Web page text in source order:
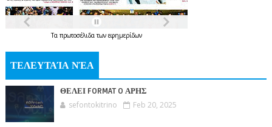
Τα πρωτοσέλιδατων εφημερίδων
ΤΕΛΕΥΤΑΊΑ ΝΈΑ
ΘΕΛΕΙ FORMAT O ΑΡΗΣ
sefontokitrino Feb 20, 2025